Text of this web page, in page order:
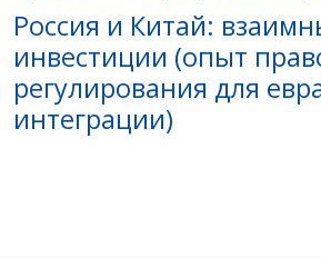
Россия и Китай:
инвестиции (опыт
регулирования для
интеграции)